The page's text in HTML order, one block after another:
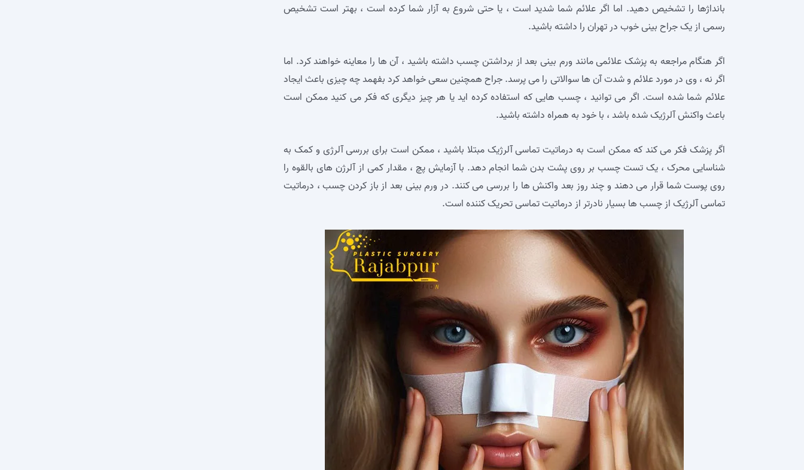
بانداژها را تشخیص دهید. اما اگر علائم شما شدید است ، یا حتی شروع به آزار شما کرده است ، بهتر است تشخیص
رسمی از یک جراح بینی خوب در تهران را داشته باشید.
اگر هنگام مراجعه به پزشک علائمی مانند ورم بینی بعد از برداشتن چسب داشته باشید ، آن ها را معاینه خواهند کرد. اما
اگر نه ، وی در مورد علائم و شدت آن ها سوالاتی را می‌ پرسد. جراح همچنین سعی خواهد کرد بفهمد چه چیزی باعث ایجاد
علائم شما شده است. اگر می‌ توانید ، چسب‌ هایی که استفاده کرده‌ اید یا هر چیز دیگری که فکر می‌ کنید ممکن است
باعث واکنش آلرژیک شده باشد ، با خود به همراه داشته باشید.
اگر پزشک فکر می‌ کند که ممکن است به درماتیت تماسی آلرژیک مبتلا باشید ، ممکن است برای بررسی آلرژی و کمک به
شناسایی محرک ، یک تست چسب بر روی پشت بدن شما انجام دهد. با آزمایش پچ ، مقدار کمی از آلرژن‌ های بالقوه را
روی پوست شما قرار می‌ دهند و چند روز بعد واکنش‌ ها را بررسی می‌ کنند. در ورم بینی بعد از باز كردن چسب ، درماتیت
تماسی آلرژیک از چسب‌ ها بسیار نادرتر از درماتیت تماسی تحریک کننده است.